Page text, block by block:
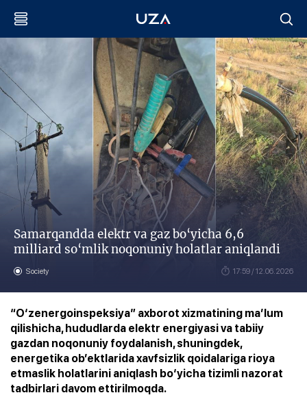
Samarqandda elektr va gaz bo‘yicha 6,6
milliard so‘mlik noqonuniy holatlar aniqlandi
Society 17:59 / 12.06.2026
“O‘zenergoinspeksiya” axborot xizmatining ma’lum
qilishicha, hududlarda elektr energiyasi va tabiiy
gazdan noqonuniy foydalanish, shuningdek,
energetika ob’ektlarida xavfsizlik qoidalariga rioya
etmaslik holatlarini aniqlash bo‘yicha tizimli nazorat
tadbirlari davom ettirilmoqda.